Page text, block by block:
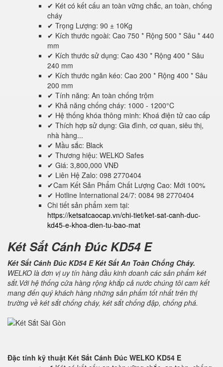
✔ Két có kết cấu an toàn vững chắc, an toàn, chống
cháy
✔ Trọng Lượng: 90 ± 10Kg
✔ Kích thước ngoài: Cao 750 * Rộng 500 * Sâu * 440
mm
✔ Kích thước sử dụng: Cao 430 * Rộng 400 * Sâu
240 mm
✔ Kích thước ngăn kéo: Cao 200 * Rộng 400 * Sâu
200 mm
✔ Tính năng: An toàn chống trộm
✔ Khả năng chống cháy: 1000 - 1200°C
✔ Hệ thống khóa thông minh: Khoá điện tử cao cấp
✔ Thích hợp sử dụng: Gia đình, cơ quan, siêu thị,
nhà hàng...
✔ Mầu sắc: Black
✔ Thương hiệu: WELKO Safes
✔ Giá: 3,800,000 VNĐ
✔ Liên Hệ Zalo: 098 2770404
✔Cam Kết Sản Phẩm Chất Lượng Cao: Mới 100%
✔ Hotline International 24/7: 0084 98 2770404
Chi tiết sản phẩm xem tại:
https://ketsatcaocap.vn/chi-tiet/ket-sat-canh-duc-
kd45-e-khoa-dien-tu-bao-mat
Két Sắt Cánh Đúc KD54 E
Két Sắt Cánh Đúc KD54 E Két Sắt An Toàn Chống Cháy.
WELKO là đơn vị uy tín hàng đầu kinh doanh các sản phẩm két
sắt.Với hệ thống cửa hàng rộng khắp cả nước chúng tôi cam kết
mang đến quý khách hàng những sản phẩm tốt nhất trên thị
trường về két sắt chống cháy, két sắt chống đập, chống phá.
Đặc tính kỹ thuật Két Sắt Cánh Đúc WELKO KD54 E